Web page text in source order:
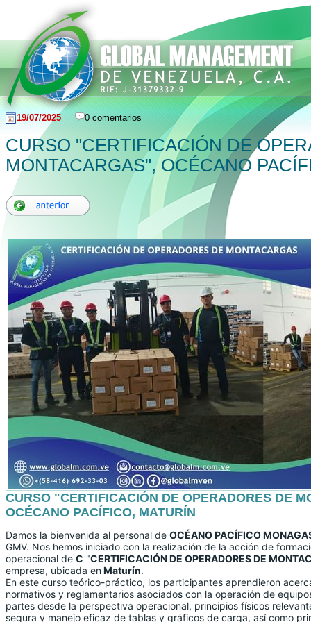
19/07/2025 0 comentarios
CURSO "CERTIFICACIÓN DE
MONTACARGAS", OCÉCANO
CURSO "CERTIFICACIÓN DE OPERADORES DE
OCÉCANO PACÍFICO, MATURÍN
Damos la bienvenida al personal de OCÉANO PACÍFICO
GMV. Nos hemos iniciado con la realización de la acción de
operacional de C "CERTIFICACIÓN DE OPERADORES DE
empresa, ubicada enMaturín.
En este curso teórico-práctico, los participantes aprendieron
normativos y reglamentarios asociados con la operación de
partes desde la perspectiva operacional, principios físicos
segura y manejo eficaz de tablas y gráficos de carga, así como